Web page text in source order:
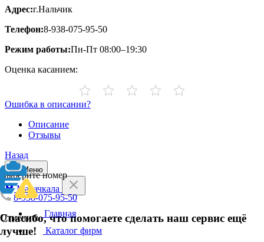
Адрес:г.Нальчик
Телефон:8-938-075-95-50
Режим работы:Пн-Пт 08:00–19:30
Оценка касанием:
Ошибка в описании?
Описание
Отзывы
Назад
Выберите номер
8-938-075-95-50
Отменить
Спасибо, что помогаете сделать наш сервис ещё
лучше!
Меню
Махачкала
Главная
Каталог фирм